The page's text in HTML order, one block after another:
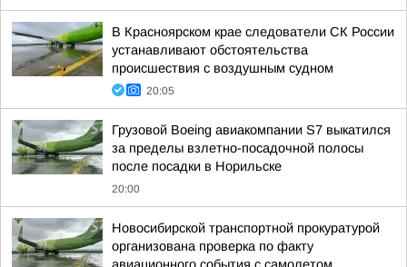
В Красноярском крае следователи СК России
устанавливают обстоятельства
происшествия с воздушным судном
20:05
Грузовой Boeing авиакомпании S7 выкатился
за пределы взлетно-посадочной полосы
после посадки в Норильске
20:00
Новосибирской транспортной прокуратурой
организована проверка по факту